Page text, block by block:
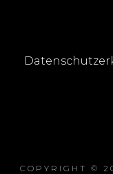
COPYRIGHT ©